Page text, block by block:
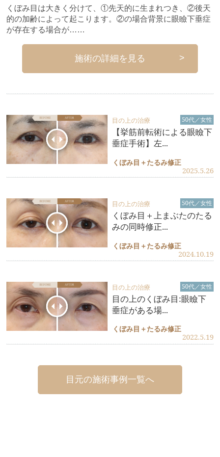
くぼみ目は大きく分けて、①先天的に生まれつき、②後天
的の加齢によって起こります。②の場合背景に眼瞼下垂症
が存在する場合が……
施術の詳細を見る >
目の上の治療 50代／女性
【挙筋前転術による眼瞼下
垂症手術】左...
くぼみ目＋たるみ修正
2025.5.26
目の上の治療 50代／女性
くぼみ目＋上まぶたのたる
みの同時修正...
くぼみ目＋たるみ修正
2024.10.19
目の上の治療 50代／女性
目の上のくぼみ目:眼瞼下
垂症がある場...
くぼみ目＋たるみ修正
2022.5.19
目元の施術事例一覧へ